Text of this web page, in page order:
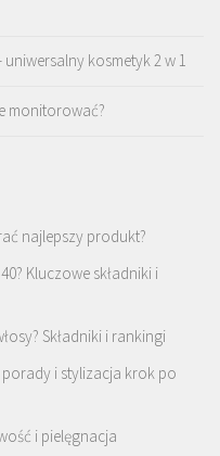
kosmetyk 2 w 1
monitorować?
najlepszy produkt?
Kluczowe składniki i
Składniki i rankingi
i stylizacja krok po
i pielęgnacja